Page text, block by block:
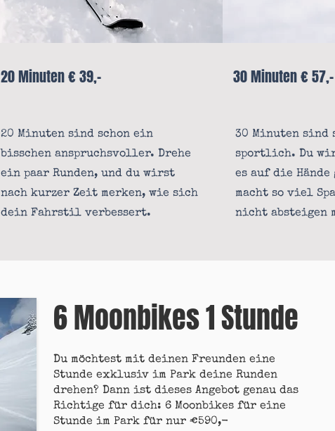
20 Minuten € 39,-
20 Minuten sind schon ein
bisschen anspruchsvoller. Drehe
ein paar Runden, und du wirst
nach kurzer Zeit merken, wie sich
dein Fahrstil verbessert.
30 Minuten € 57,-
30 Minuten
sportlich. Du
es auf die Hände
macht so viel
nicht absteigen
6 Moonbikes 1 Stunde
Du möchtest mit deinen Freunden eine
Stunde exklusiv im Park deine Runden
drehen? Dann ist dieses Angebot genau das
Richtige für dich: 6 Moonbikes für eine
Stunde im Park für nur €590,-